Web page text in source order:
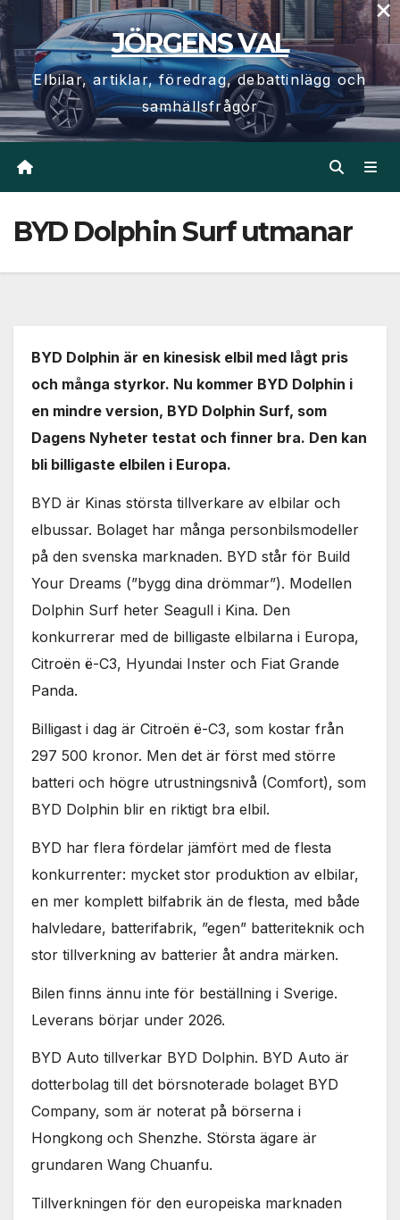
Hoppa
till
innehåll
JÖRGENS VAL
Elbilar, artiklar, föredrag, debattinlägg och
samhällsfrågor
BYD Dolphin Surf utmanar
BYD Dolphin är en kinesisk elbil med lågt pris
och många styrkor. Nu kommer BYD Dolphin i
en mindre version, BYD Dolphin Surf, som
Dagens Nyheter testat och finner bra. Den kan
bli billigaste elbilen i Europa.
BYD är Kinas största tillverkare av elbilar och
elbussar. Bolaget har många personbilsmodeller
på den svenska marknaden. BYD står för Build
Your Dreams (”bygg dina drömmar”). Modellen
Dolphin Surf heter Seagull i Kina. Den
konkurrerar med de billigaste elbilarna i Europa,
Citroën ë-C3, Hyundai Inster och Fiat Grande
Panda.
Billigast i dag är Citroën ë-C3, som kostar från
297 500 kronor. Men det är först med större
batteri och högre utrustningsnivå (Comfort), som
BYD Dolphin blir en riktigt bra elbil.
BYD har flera fördelar jämfört med de flesta
konkurrenter: mycket stor produktion av elbilar,
en mer komplett bilfabrik än de flesta, med både
halvledare, batterifabrik, ”egen” batteriteknik och
stor tillverkning av batterier åt andra märken.
Bilen finns ännu inte för beställning i Sverige.
Leverans börjar under 2026.
BYD Auto tillverkar BYD Dolphin. BYD Auto är
dotterbolag till det börsnoterade bolaget BYD
Company, som är noterat på börserna i
Hongkong och Shenzhe. Största ägare är
grundaren Wang Chuanfu.
Tillverkningen för den europeiska marknaden
×